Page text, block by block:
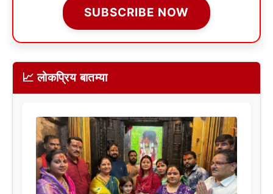
SUBSCRIBE NOW
📈 लोकप्रिय बातम्या